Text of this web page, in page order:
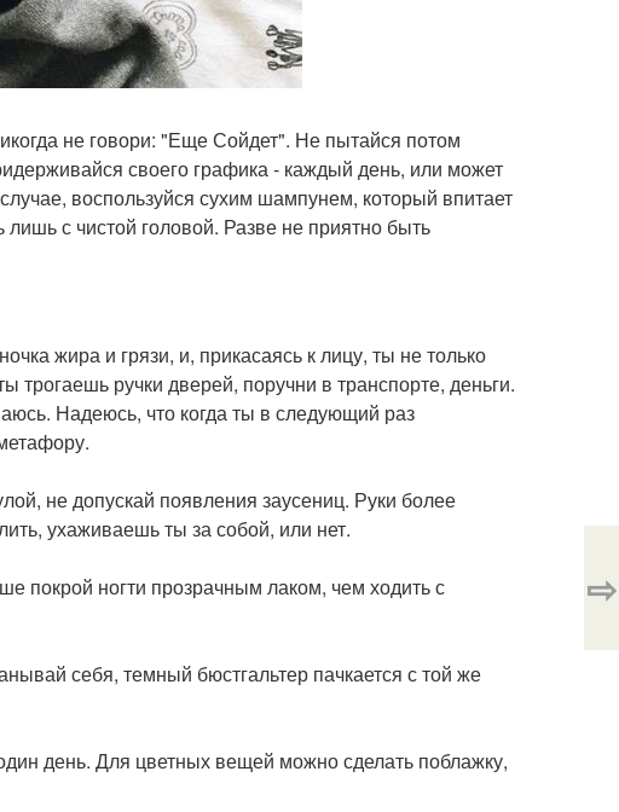
не говори: "Еще Сойдет". Не пытайся потом
своего графика - каждый день, или может
воспользуйся сухим шампунем, который впитает
с чистой головой. Разве не приятно быть
жира и грязи, и, прикасаясь к лицу, ты не только
ручки дверей, поручни в транспорте, деньги.
Надеюсь, что когда ты в следующий раз
не допускай появления заусениц. Руки более
ухаживаешь ты за собой, или нет.
покрой ногти прозрачным лаком, чем ходить с
себя, темный бюстгальтер пачкается с той же
день. Для цветных вещей можно сделать поблажку,
⇨